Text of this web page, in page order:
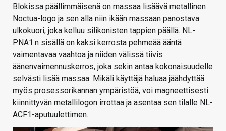
Blokissa päällimmäisenä on massaa lisäävä metallinen
Noctua-logo ja sen alla niin ikään massaan panostava
ulkokuori, joka kelluu silikonisten tappien päällä. NL-
PNA1:n sisällä on kaksi kerrosta pehmeää ääntä
vaimentavaa vaahtoa ja niiden välissä tiivis
äänenvaimennuskerros, joka sekin antaa kokonaisuudelle
selvästi lisää massaa. Mikäli käyttäjä haluaa jäähdyttää
myös prosessorikannan ympäristöä, voi magneettisesti
kiinnittyvän metallilogon irrottaa ja asentaa sen tilalle NL-
ACF1-aputuulettimen.